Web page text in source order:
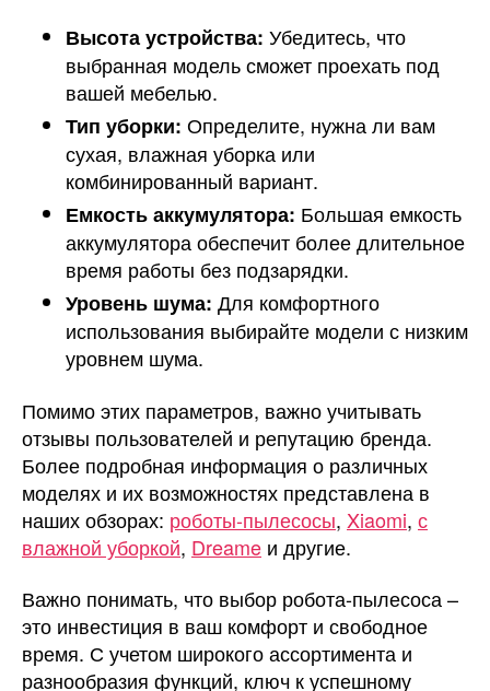
Высота устройства: Убедитесь, что
выбранная модель сможет проехать под
вашей мебелью.
Тип уборки: Определите, нужна ли вам
сухая, влажная уборка или
комбинированный вариант.
Емкость аккумулятора: Большая емкость
аккумулятора обеспечит более длительное
время работы без подзарядки.
Уровень шума: Для комфортного
использования выбирайте модели с низким
уровнем шума.
Помимо этих параметров, важно учитывать
отзывы пользователей и репутацию бренда.
Более подробная информация о различных
моделях и их возможностях представлена в
наших обзорах: роботы-пылесосы, Xiaomi, с
влажной уборкой, Dreame и другие.
Важно понимать, что выбор робота-пылесоса –
это инвестиция в ваш комфорт и свободное
время. С учетом широкого ассортимента и
разнообразия функций, ключ к успешному